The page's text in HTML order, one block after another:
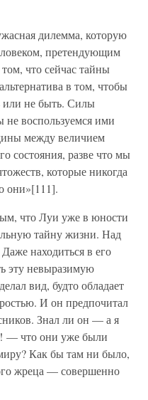
дилемма, которую
претендующим
что сейчас тайны
в том, чтобы
или не быть. Силы
воспользуемся ими
между величием
состояния, разве что мы
которые никогда
они»[111].
что Луи уже в юности
тайну жизни. Над
находиться в его
эту невыразимую
вид, будто обладает
И он предпочитал
Знал ли он — а я
— что они уже были
Как бы там ни было,
жреца — совершенно